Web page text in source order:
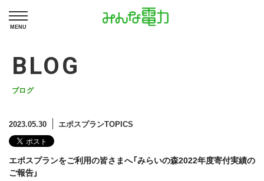
MENU
BLOG
ブログ
2023.05.30 エポスプランTOPICS
エポスプランをご利用の皆さまへ「みらいの森2022年度寄付実績の
ご報告」